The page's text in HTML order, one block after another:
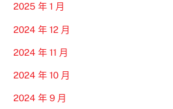
2025 年 1 月
2024 年 12 月
2024 年 11 月
2024 年 10 月
2024 年 9 月